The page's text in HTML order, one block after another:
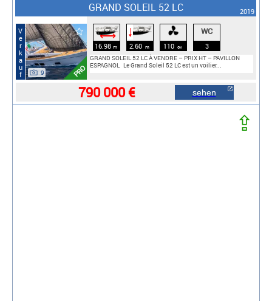
Verkauf PRO
9
GRAND SOLEIL 52 LC 2019
⟷
16.98 m
🠓
2.60 m 110 cv
WC
3
GRAND SOLEIL 52 LC À VENDRE – PRIX HT – PAVILLON
ESPAGNOL Le Grand Soleil 52 LC est un voilier...
790 000 € sehen
⇪